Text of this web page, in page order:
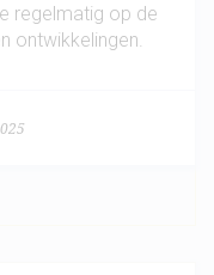
regelmatig op de
ontwikkelingen.